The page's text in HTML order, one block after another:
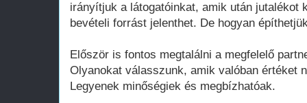
irányítjuk a látogatóinkat, amik után jutalékot
bevételi forrást jelenthet. De hogyan
Először is fontos megtalálni a megfelelő
Olyanokat válasszunk, amik valóban értéket
Legyenek minőségiek és megbízhatóak.